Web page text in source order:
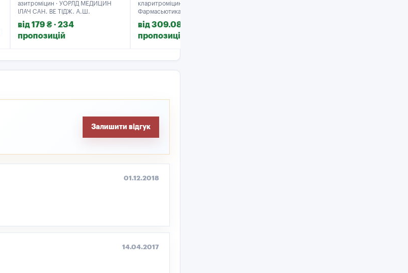
азитроміцин · УОРЛД МЕДИЦИН
ІЛАЧ САН. ВЕ ТІДЖ. А.Ш.
від 179 ₴ · 234
пропозицій
кларитроміцин · Фламінго
Фармасьютикалс Лтд.
від 309.08 ₴ · 21
пропозицій
Залишити відгук
01.12.2018
14.04.2017